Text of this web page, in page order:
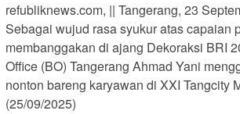
refubliknews.com, || Tangerang, 23
Sebagai wujud rasa syukur atas capaian
membanggakan di ajang Dekoraksi BRI
Office (BO) Tangerang Ahmad Yani
nonton bareng karyawan di XXI Tangcity
(25/09/2025)